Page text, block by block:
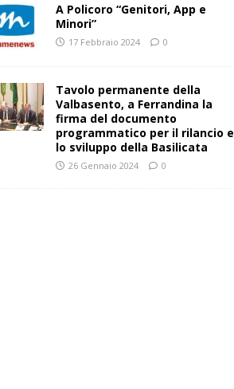
A Policoro “Genitori, App e
Minori”
17 Febbraio 2024 0
Tavolo permanente della
Valbasento, a Ferrandina la
firma del documento
programmatico per il rilancio e
lo sviluppo della Basilicata
26 Gennaio 2024 0